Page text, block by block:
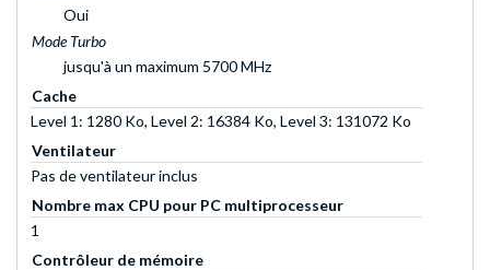
Oui
Mode Turbo
jusqu'à un maximum 5700 MHz
Cache
Level 1: 1280 Ko, Level 2: 16384 Ko, Level 3: 131072 Ko
Ventilateur
Pas de ventilateur inclus
Nombre max CPU pour PC multiprocesseur
1
Contrôleur de mémoire